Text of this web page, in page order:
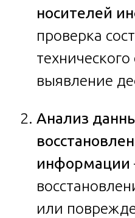
носителей
проверка
выявление
Анализ
информации
или